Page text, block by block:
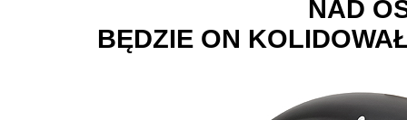
NAD
BĘDZIE ON